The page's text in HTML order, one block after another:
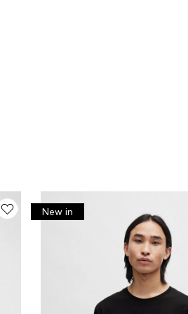
New in